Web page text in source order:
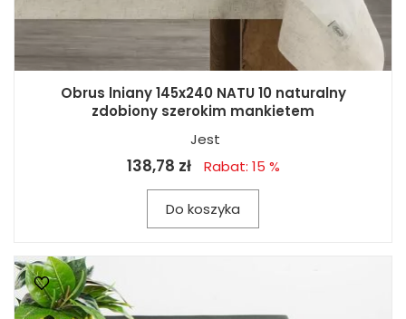
Obrus lniany 145x240 NATU 10 naturalny
zdobiony szerokim mankietem
Jest
138,78 zł Rabat: 15 %
Do koszyka